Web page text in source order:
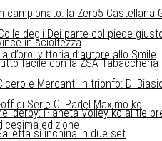
in scioltezza
campionato: la Zero5 Castellana
facile con la ZSA Tabaccheria
derby: Pianeta Volley ko al tie-
degli Dei parte col piede
e Mercanti in trionfo: Di
si inchina in due set
d’oro: vittoria d’autore allo Smile
di Serie C: Padel Maximo ko
edizione